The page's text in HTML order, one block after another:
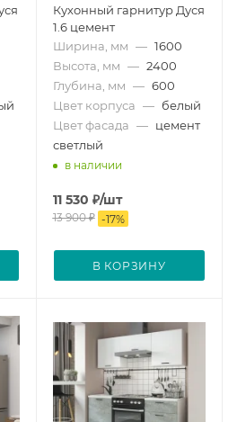
Кухонный гарнитур Дуся
1.6 цемент
Ширина, мм — 1600
Высота, мм — 2400
Глубина, мм — 600
Цвет корпуса — белый
Цвет фасада — цемент
светлый
в наличии
11 530 ₽/шт
13 900₽ -17%
В КОРЗИНУ